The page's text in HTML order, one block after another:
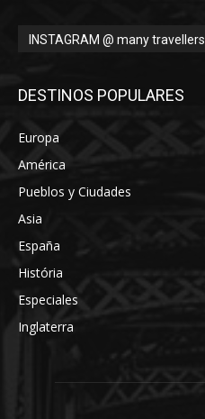
INSTAGRAM @ many travellers
DESTINOS POPULARES
Europa
América
Pueblos y Ciudades
Asia
España
História
Especiales
Inglaterra